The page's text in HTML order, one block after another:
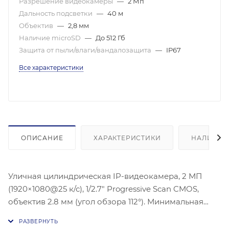
Дальность подсветки — 40 м
Объектив — 2,8 мм
Наличие microSD — До 512 Гб
Защита от пыли/влаги/вандалозащита — IP67
Все характеристики
ОПИСАНИЕ ХАРАКТЕРИСТИКИ НАЛИЧИЕ
Уличная цилиндрическая IP-видеокамера, 2 МП
(1920×1080@25 к/с), 1/2.7" Progressive Scan CMOS,
объектив 2.8 мм (угол обзора 112°). Минимальная